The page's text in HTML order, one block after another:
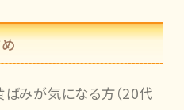
みが気になる方（20代